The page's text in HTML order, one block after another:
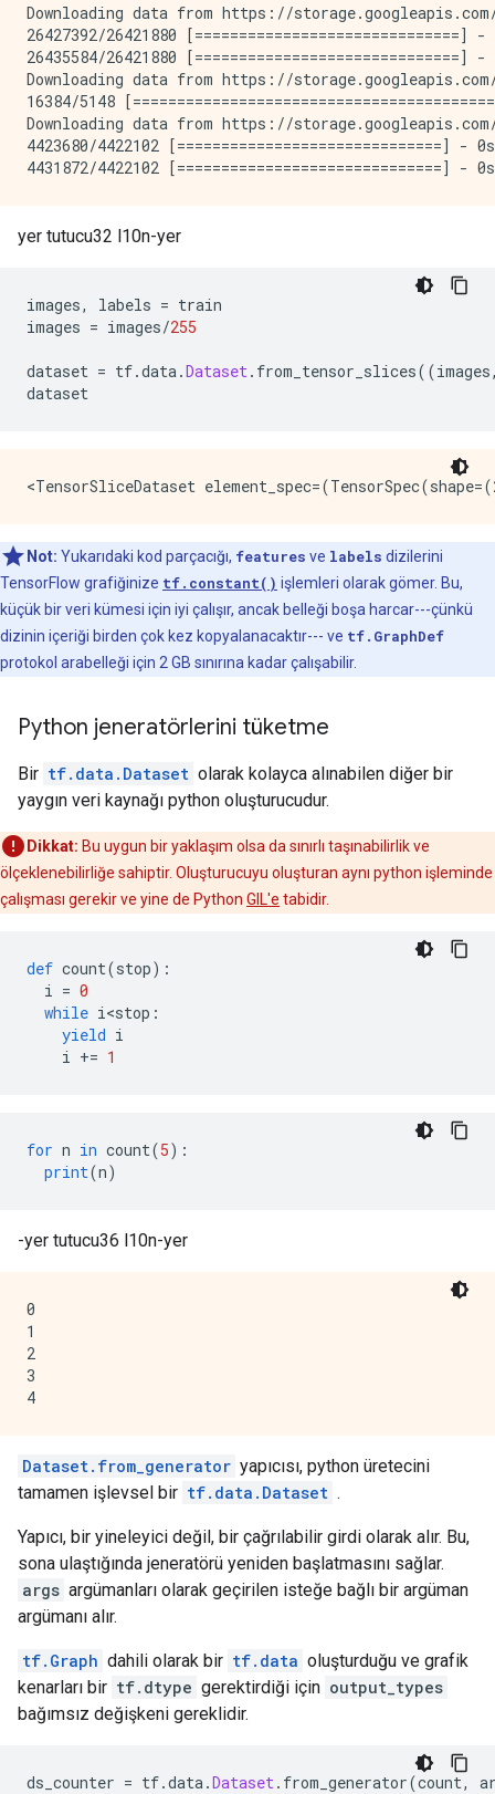
Downloading data from https://
26427392/26421880
26435584/26421880
Downloading data from https://
16384/5148
Downloading data from https://
4423680/4422102 [==============================] -
yer tutucu32 l10n-yer
images, labels = train
images = images/255
dataset = tf.data.Dataset. from_tensor_slices((images
dataset
Not: Yukarıdaki kod parçacığı, features ve labels dizilerini
TensorFlow grafiğinize tf.constant() işlemleri olarak gömer. Bu,
küçük bir veri kümesi için iyi çalışır, ancak belleği boşa harcar---çünkü
dizinin içeriği birden çok kez kopyalanacaktır--- ve tf.GraphDef
protokol arabelleği için 2 GB sınırına kadar çalışabilir.
Python jeneratörlerini tüketme
Bir tf.data.Dataset olarak kolayca alınabilen diğer bir
yaygın veri kaynağı python oluşturucudur.
Dikkat: Bu uygun bir yaklaşım olsa da sınırlı taşınabilirlik ve
ölçeklenebilirliğe sahiptir. Oluşturucuyu oluşturan aynı python işleminde
çalışması gerekir ve yine de Python GIL'e tabidir.
def count(stop):
i = 0
while i<stop :
yield i
i += 1
for n in count(5):
print(n)
-yer tutucu36 l10n-yer
0
1
2
3
Dataset.from_generator yapıcısı, python üretecini
tamamen işlevsel bir tf.data.Dataset .
Yapıcı, bir yineleyici değil, bir çağrılabilir girdi olarak alır. Bu,
sona ulaştığında jeneratörü yeniden başlatmasını sağlar.
args argümanları olarak geçirilen isteğe bağlı bir argüman
argümanı alır.
tf.Graph dahili olarak bir tf.data oluşturduğu ve grafik
kenarları bir tf.dtype gerektirdiği için output_types
bağımsız değişkeni gereklidir.
ds_counter = tf.data.Dataset. from_generator(count,